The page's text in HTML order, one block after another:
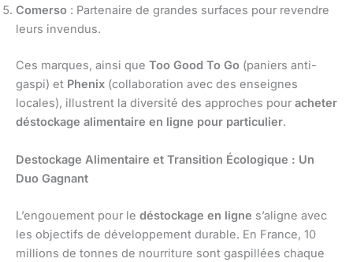
Comerso : Partenaire de grandes surfaces pour revendre
leurs invendus.
Ces marques, ainsi que Too Good To Go (paniers anti-
gaspi) et Phenix (collaboration avec des enseignes
locales), illustrent la diversité des approches pour acheter
déstockage alimentaire en ligne pour particulier.
Destockage Alimentaire et Transition Écologique : Un
Duo Gagnant
L’engouement pour le déstockage en ligne s’aligne avec
les objectifs de développement durable. En France, 10
millions de tonnes de nourriture sont gaspillées chaque